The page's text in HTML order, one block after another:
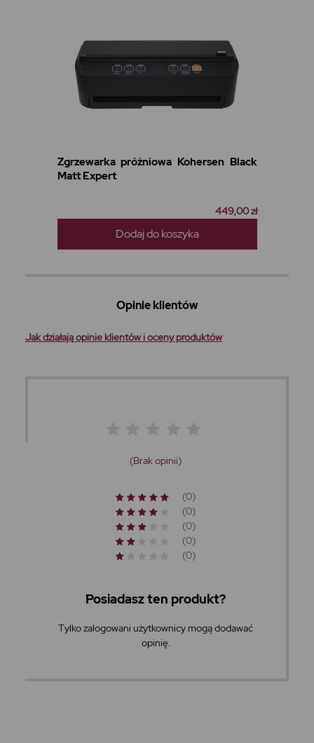
Zgrzewarka próżniowa Kohersen Black
Matt Expert
449,00 zł
Dodaj do koszyka
Opinie klientów
Jak działają opinie klientów i oceny produktów
(Brak opinii)
(0)
(0)
(0)
(0)
(0)
Posiadasz ten produkt?
Tylko zalogowani użytkownicy mogą dodawać
opinię.